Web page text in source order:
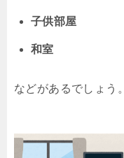
子供部屋
和室
などがあるでしょう。